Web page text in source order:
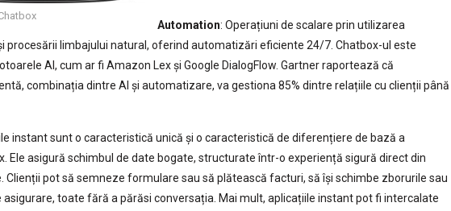
Automation: Operațiuni de scalare prin utilizarea
procesării limbajului natural, oferind automatizări eficiente 24/7. Chatbox-ul este
AI, cum ar fi Amazon Lex și Google DialogFlow. Gartner raportează că
combinația dintre AI și automatizare, va gestiona 85% dintre relațiile cu clienții până
instant sunt o caracteristică unică și o caracteristică de diferențiere de bază a
Ele asigură schimbul de date bogate, structurate într-o experiență sigură direct din
Clienții pot să semneze formulare sau să plătească facturi, să își schimbe zborurile sau
asigurare, toate fără a părăsi conversația. Mai mult, aplicațiile instant pot fi intercalate